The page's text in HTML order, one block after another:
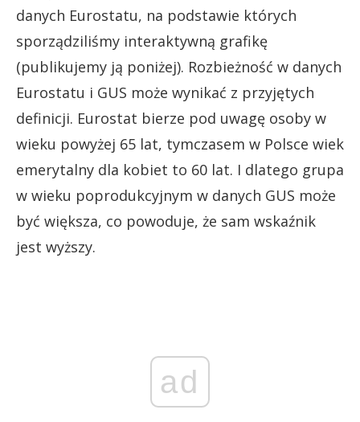
danych Eurostatu, na podstawie których
sporządziliśmy interaktywną grafikę
(publikujemy ją poniżej). Rozbieżność w danych
Eurostatu i GUS może wynikać z przyjętych
definicji. Eurostat bierze pod uwagę osoby w
wieku powyżej 65 lat, tymczasem w Polsce wiek
emerytalny dla kobiet to 60 lat. I dlatego grupa
w wieku poprodukcyjnym w danych GUS może
być większa, co powoduje, że sam wskaźnik
jest wyższy.
ad